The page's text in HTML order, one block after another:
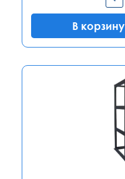
В корзину